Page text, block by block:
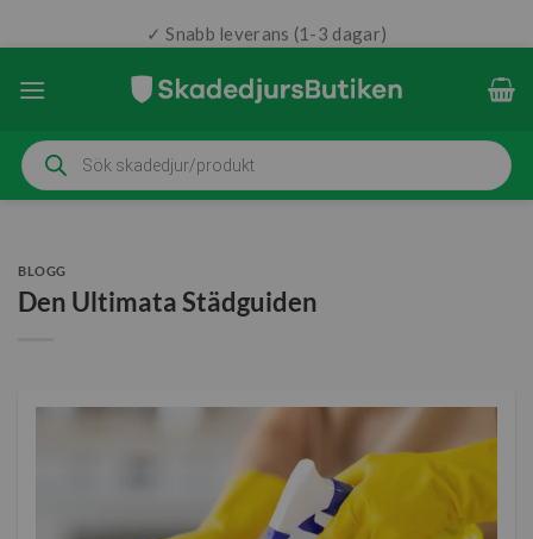
✓ 4.4/5 Reco-omdöme
Produktsökning
BLOGG
Den Ultimata Städguiden